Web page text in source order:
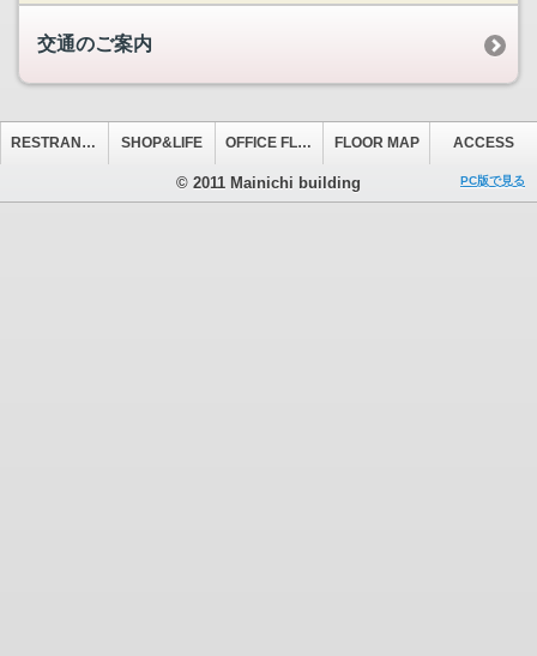
交通のご案内
RESTRANT&CAFE SHOP&LIFE OFFICE FLOOR FLOOR MAP ACCESS
© 2011 Mainichi building PC版で見る